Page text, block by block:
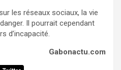
les réseaux sociaux, la vie
Il pourrait cependant
d’incapacité.
Gabonactu.com